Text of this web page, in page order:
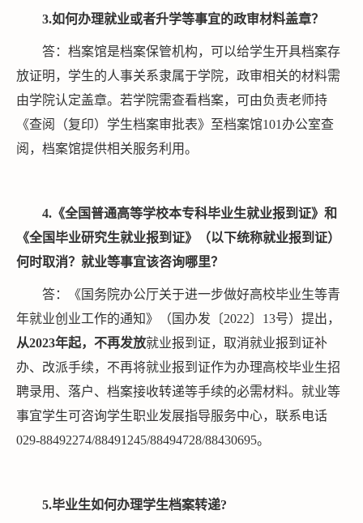
3.如何办理就业或者升学等事宜的政审材料盖章？
答：档案馆是档案保管机构，可以给学生开具档案存
放证明，学生的人事关系隶属于学院，政审相关的材料需
由学院认定盖章。若学院需查看档案，可由负责老师持
《查阅（复印）学生档案审批表》至档案馆101办公室查
阅，档案馆提供相关服务利用。
4. 《全国普通高等学校本专科毕业生就业报到证》和
《全国毕业研究生就业报到证》（以下统称就业报到证）
何时取消？就业等事宜该咨询哪里？
答：《国务院办公厅关于进一步做好高校毕业生等青
年就业创业工作的通知》（国办发〔2022〕13号）提出，
从2023年起， 不再发放就业报到证，取消就业报到证补
办、改派手续，不再将就业报到证作为办理高校毕业生招
聘录用、落户、档案接收转递等手续的必需材料。就业等
事宜学生可咨询学生职业发展指导服务中心，联系电话
029-88492274/88491245/88494728/88430695。
5.毕业生如何办理学生档案转递?